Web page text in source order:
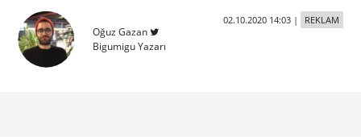
Oğuz Gazan
Bigumigu Yazarı
02.10.2020 14:03| REKLAM